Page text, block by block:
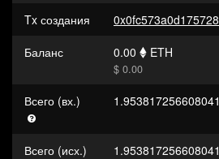
Tx создания
Баланс
0.00 ETH
$ 0.00
Всего (вх.) 1.953817256608041
Всего (исх.) 1.953817256608041